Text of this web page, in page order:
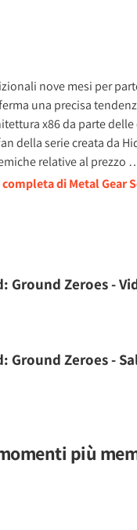
nove mesi per
una precisa
x86 da parte
della serie creata da
relative al prezzo
di Metal Gear
Ground Zeroes -
Ground Zeroes -
più